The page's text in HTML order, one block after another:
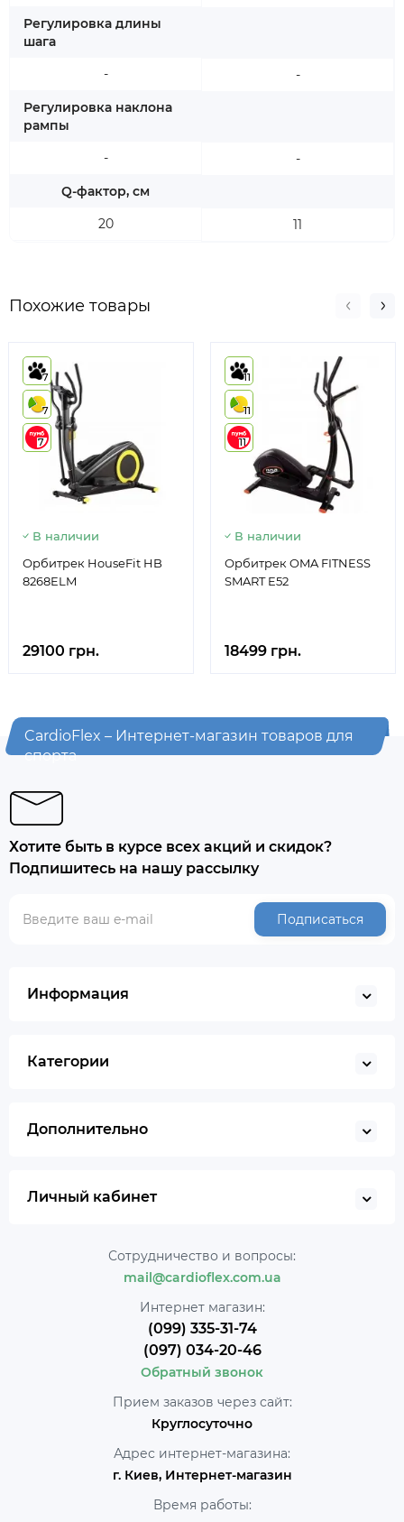
Регулировка длины
шага
-
Регулировка наклона
рампы
-
Q-фактор, см
20
-
-
11
Похожие товары
7
7
7
В наличии
Орбитрек HouseFit HB
8268ELM
29100 грн.
11
11
11
В наличии
Орбитрек OMA FITNESS
SMART E52
18499 грн.
CardioFlex – Интернет-магазин товаров для
спорта
Хотите быть в курсе всех акций и скидок?
Подпишитесь на нашу рассылку
Подписаться
Информация
Категории
Дополнительно
Личный кабинет
Сотрудничество и вопросы:
mail@cardioflex.com.ua
Интернет магазин:
(099) 335-31-74
(097) 034-20-46
Обратный звонок
Прием заказов через сайт:
Круглосуточно
Адрес интернет-магазина:
г. Киев, Интернет-магазин
Время работы: